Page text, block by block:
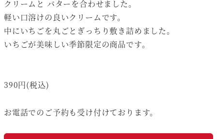
クリームと バターを合わせました。
軽い口溶けの良いクリームです。
中にいちごを丸ごとぎっちり敷き詰めました。
いちごが美味しい季節限定の商品です。
390円(税込)
お電話でのご予約も受け付けております。